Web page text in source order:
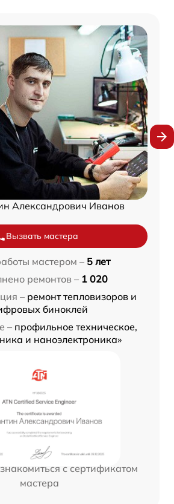
Александрович Иванов
Вызвать мастера
мастером – 5 лет
ремонтов – 1 020
– ремонт тепловизоров и
биноклей
– профильное техническое,
и наноэлектроника»
с сертификатом
мастера